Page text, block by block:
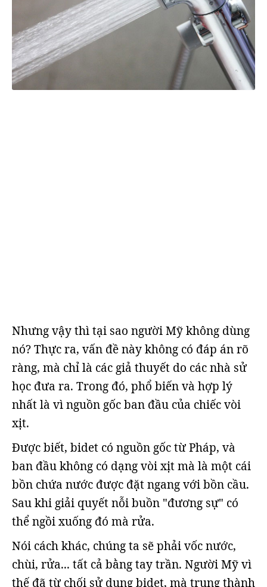
Nhưng vậy thì tại sao người Mỹ không dùng
nó? Thực ra, vấn đề này không có đáp án rõ
ràng, mà chỉ là các giả thuyết do các nhà sử
học đưa ra. Trong đó, phổ biến và hợp lý
nhất là vì nguồn gốc ban đầu của chiếc vòi
xịt.
Được biết, bidet có nguồn gốc từ Pháp, và
ban đầu không có dạng vòi xịt mà là một cái
bồn chứa nước được đặt ngang với bồn cầu.
Sau khi giải quyết nỗi buồn "đương sự" có
thể ngồi xuống đó mà rửa.
Nói cách khác, chúng ta sẽ phải vốc nước,
chùi, rửa... tất cả bằng tay trần. Người Mỹ vì
thế đã từ chối sử dụng bidet, mà trung thành